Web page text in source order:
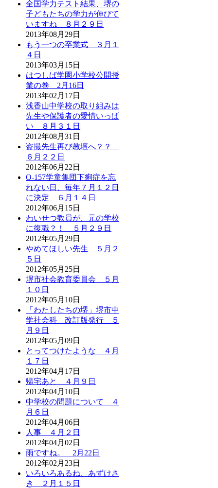
全国学力テスト結果、堺の
子どもたちの学力が伸びて
いますね ８月２９日
2013年08月29日
もう一つの卒業式 ３月１
４日
2013年03月15日
はつしば学園小学校公開授
業の巻 2月16日
2013年02月17日
浅香山中学校の取り組みは
先生や保護者の愛情いっぱ
い ８月３１日
2012年08月31日
盗撮先生再び教壇へ？？
６月２２日
2012年06月22日
O-157学童集団下痢症を忘
れない日、毎年７月１２日
に決定 ６月１４日
2012年06月15日
わいせつ教員が、元の学校
に復職？！ ５月２９日
2012年05月29日
やめてほしい先生 ５月２
５日
2012年05月25日
堺市社会教育委員会 ５月
１０日
2012年05月10日
「わたしたちの堺」堺市中
学社会科 改訂版発行 ５
月９日
2012年05月09日
とってつけたような ４月
１７日
2012年04月17日
帰宅あと ４月９日
2012年04月10日
中学校の問題について ４
月６日
2012年04月06日
人事 ４月２日
2012年04月02日
雨ですね。 2月22日
2012年02月23日
いろいろあるね、あずけさ
き ２月１５日